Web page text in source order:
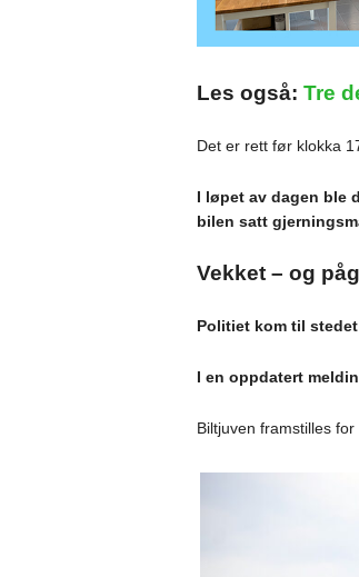
Les også: Tre
Det er rett før klokka
I løpet av dagen ble
bilen satt
Vekket – og
Politiet kom til
I en oppdatert
Biltjuven framstilles